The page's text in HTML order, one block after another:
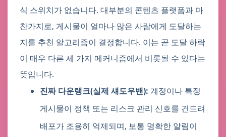
식 스위치가 없습니다. 대부분의 콘텐츠 플랫폼과 마
찬가지로, 게시물이 얼마나 많은 사람에게 도달하는
지를 추천 알고리즘이 결정합니다. 이는 곧 도달 하락
이 매우 다른 세 가지 메커니즘에서 비롯될 수 있다는
뜻입니다.
진짜 다운랭크(실제 섀도우밴): 계정이나 특정
게시물이 정책 또는 리스크 관리 신호를 건드려
배포가 조용히 억제되며, 보통 명확한 알림이